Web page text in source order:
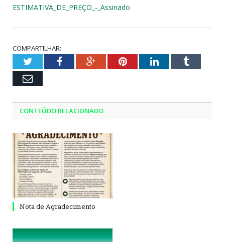
ESTIMATIVA_DE_PREÇO_-_Assinado
COMPARTILHAR:
TwitterFacebookGoogle+PinterestLinkedInTumblr
Email
CONTEÚDO RELACIONADO
Nota de Agradecimento